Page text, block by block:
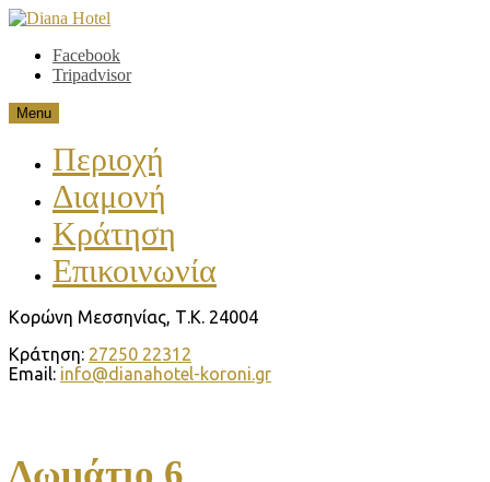
Skip
content
Diana Hotel
Koroni Messinia. Greece
Facebook
Tripadvisor
Menu
Περιοχή
Διαμονή
Κράτηση
Επικοινωνία
Κορώνη Μεσσηνίας, Τ.Κ. 24004
Κράτηση: 27250 22312
Email: info@dianahotel-koroni.gr